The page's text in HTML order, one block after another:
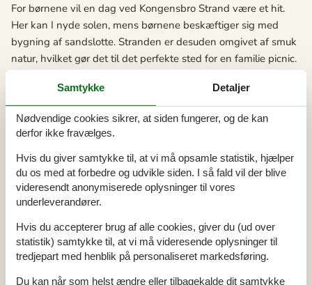
For børnene vil en dag ved Kongensbro Strand være et hit.
Her kan I nyde solen, mens børnene beskæftiger sig med
bygning af sandslotte. Stranden er desuden omgivet af smuk
natur, hvilket gør det til det perfekte sted for en familie picnic.
gåtur med hele familien.
Hvis I er interesseret i historie, skal I besøge Silkeborg
Museum, der ligger en kort køretur fra Kongensbro. Museet
har en bred vifte af udstillinger, der dækker områdets historie.
I kan også tage en tur til Himmelbjerget, en af Danmarks
højeste punkter, hvor I kan nyde en fantastisk udsigt over
landskabet. Kongensbro er virkelig en destination, der byder
Her er et udvalg af de spændende oplevelser, der venter jer:
Gudenåen: Danmarks længste flod, Gudenåen, løber
Samtykke Detaljer
Nødvendige cookies sikrer, at siden fungerer, og de kan
derfor ikke fravælges.
Hvis du giver samtykke til, at vi må opsamle statistik, hjælper
du os med at forbedre og udvikle siden. I så fald vil der blive
videresendt anonymiserede oplysninger til vores
underleverandører.
Hvis du accepterer brug af alle cookies, giver du (ud over
statistik) samtykke til, at vi må videresende oplysninger til
tredjepart med henblik på personaliseret markedsføring.
Du kan når som helst ændre eller tilbagekalde dit samtykke